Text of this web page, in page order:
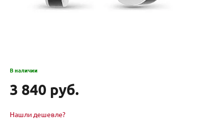
В наличии
3 840 руб.
Нашли дешевле?